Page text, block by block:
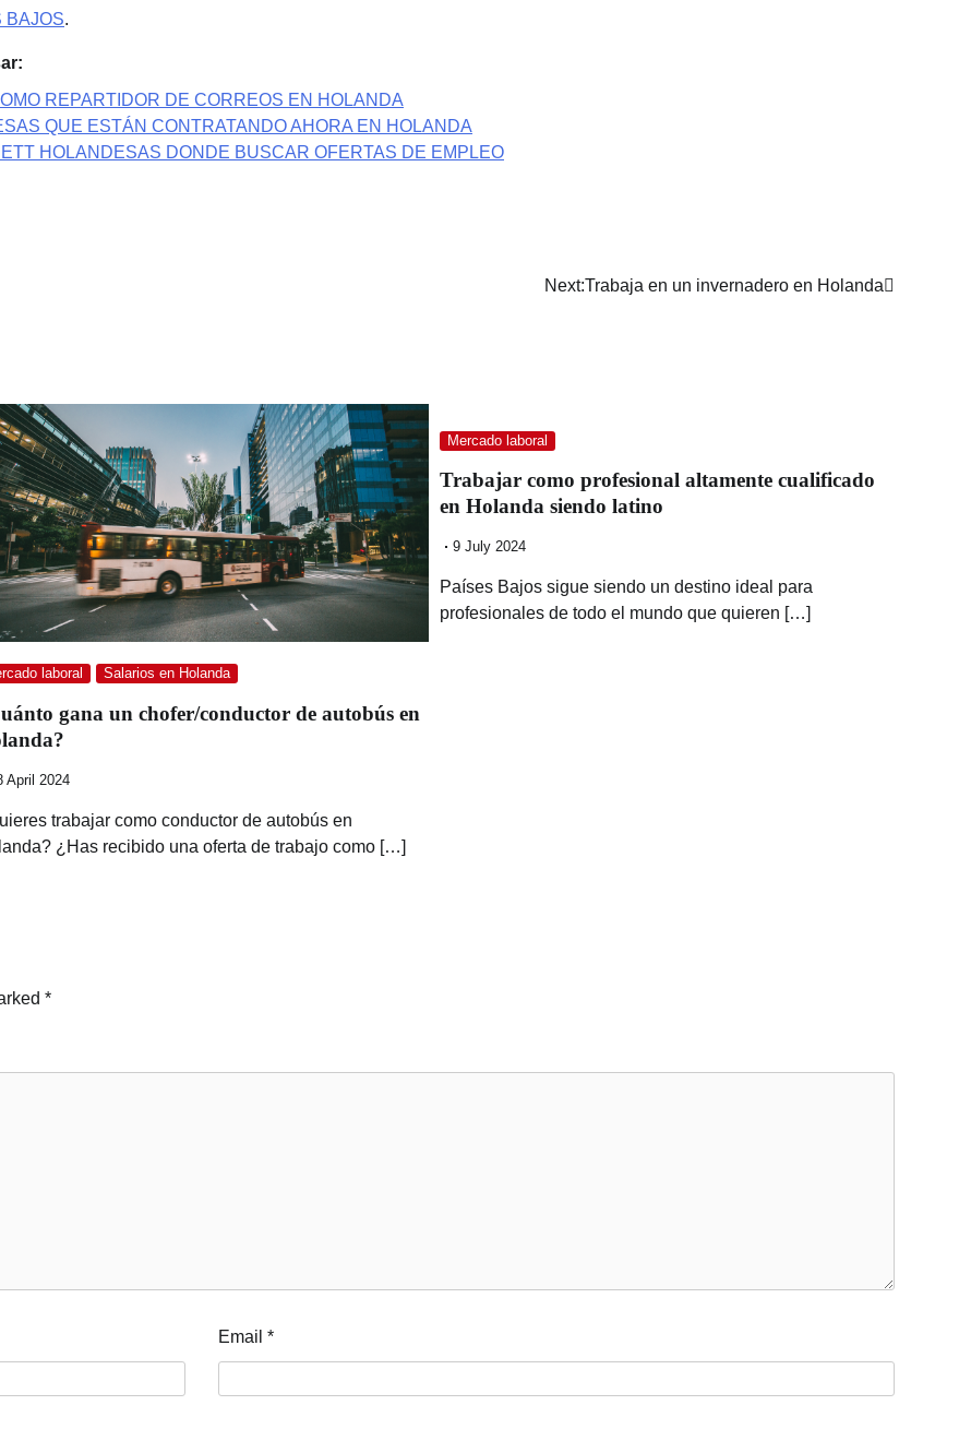
BAJOS.
REPARTIDOR DE CORREOS EN HOLANDA
QUE ESTÁN CONTRATANDO AHORA EN HOLANDA
HOLANDESAS DONDE BUSCAR OFERTAS DE EMPLEO
Next:Trabaja en un invernadero en Holanda
laboral Salarios en Holanda
gana un chofer/conductor de autobús en
April 2024
trabajar como conductor de autobús en
¿Has recibido una oferta de trabajo como […]
Mercado laboral
Trabajar como profesional altamente cualificado
en Holanda siendo latino
9 July 2024
Países Bajos sigue siendo un destino ideal para
profesionales de todo el mundo que quieren […]
*
Email *